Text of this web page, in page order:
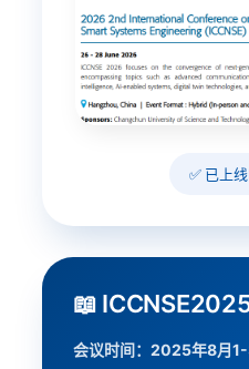
✅ 已上
📖
会议时间：2025年8月